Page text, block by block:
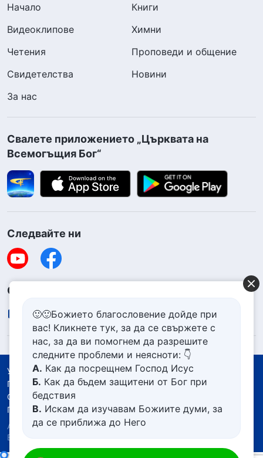
Начало
Книги
Видеоклипове
Химни
Четения
Проповеди и общение
Свидетелства
Новини
За нас
Свалете приложението „Църквата на
Всемогъщия Бог“
Следвайте ни
Свържете се с нас
contact.bg@godfootsteps.org
Условия за ползване
Политика за поверителност
Със съдействието на
Политика за бисквитките
Авторско право © 2026 Църквата на Всемогъщия
Бог.
🙂🙂Божието благословение дойде при
вас! Кликнете тук, за да се свържете с
нас, за да ви помогнем да разрешите
следните проблеми и неясноти: 👇
А. Как да посрещнем Господ Исус
Б. Как да бъдем защитени от Бог при
бедствия
В. Искам да изучавам Божиите думи, за
да се приближа до Него
живот